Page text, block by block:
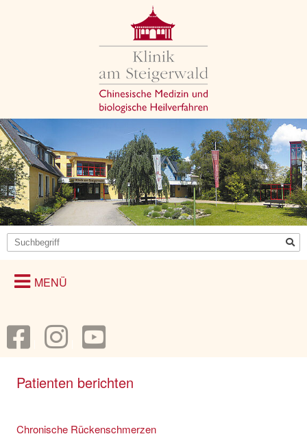
Patienten berichten
Chronische Rückenschmerzen